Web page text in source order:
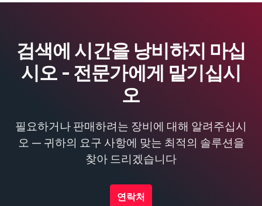
검색에 시간을 낭비하지 마십
시오 - 전문가에게 맡기십시
오
필요하거나 판매하려는 장비에 대해 알려주십시
오 — 귀하의 요구 사항에 맞는 최적의 솔루션을
찾아 드리겠습니다
연락처